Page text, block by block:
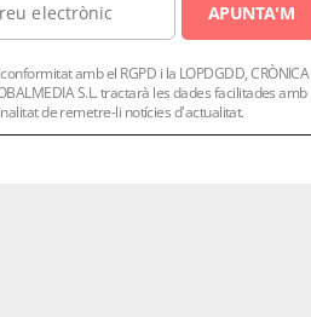
APUNTA'M
amb el RGPD i la LOPDGDD, CRÒNICA
S.L. tractarà les dades facilitades amb
de remetre-li notícies d'actualitat.